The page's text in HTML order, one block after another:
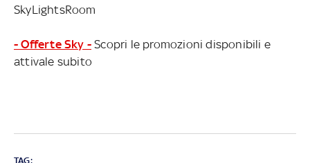
SkyLightsRoom
- Offerte Sky - Scopri le promozioni disponibili e
attivale subito
TAG: